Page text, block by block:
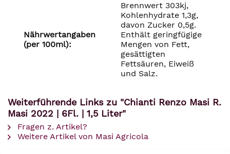
Nährwertangaben
(per 100ml):
Brennwert 303kj,
Kohlenhydrate 1,3g,
davon Zucker 0,5g.
Enthält geringfügige
Mengen von Fett,
gesättigten
Fettsäuren, Eiweiß
und Salz.
Weiterführende Links zu "Chianti Renzo Masi R.
Masi 2022 | 6Fl. | 1,5 Liter"
Fragen z. Artikel?
Weitere Artikel von Masi Agricola